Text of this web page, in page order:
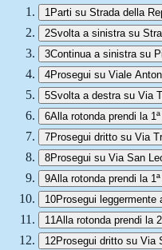
1 Parti su Strada della
2Svolta a sinistra su
3Continua a sinistra su
4Prosegui su Viale
5Svolta a destra su Via
6Alla rotonda prendi la
7Prosegui dritto su Via
8Prosegui su Via San
9Alla rotonda prendi la
10Prosegui leggermente
11Alla rotonda prendi la
12Prosegui dritto su Via